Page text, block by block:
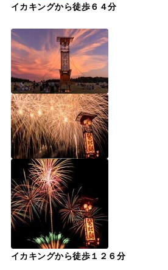
イカキングから徒歩６４分
イカキングから徒歩１２６分